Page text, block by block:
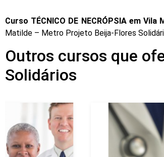
Curso TÉCNICO DE NECRÓPSIA em
Matilde – Metro Projeto Beija-Flores
Outros cursos que
Solidários